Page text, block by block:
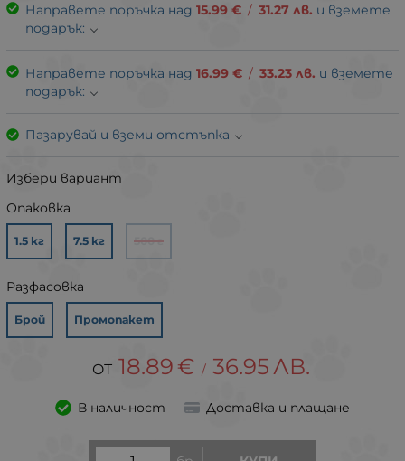
Направете поръчка над 15.99 € / 31.27 лв. и вземете
подарък:
Направете поръчка над 16.99 € / 33.23 лв. и вземете
подарък:
Пазарувай и вземи отстъпка
Избери вариант
Опаковка
1.5 кг 7.5 кг 500 г
Разфасовка
Брой Промопакет
18.89 € / 36.95 ЛВ.
В наличност Доставка и плащане